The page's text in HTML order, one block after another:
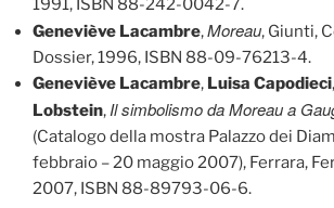
1991, ISBN 88-242-0042-7.
Geneviève Lacambre,Moreau, Giunti,
Dossier, 1996, ISBN 88-09-76213-4.
Geneviève Lacambre, Luisa Capodieci,
Lobstein,Il simbolismo da Moreau a
(Catalogo della mostra Palazzo dei
febbraio – 20 maggio 2007), Ferrara,
2007, ISBN 88-89793-06-6.